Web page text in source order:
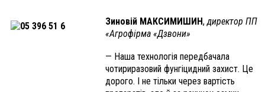
Зиновій МАКСИМИШИН,директор ПП
«Агрофірма «Дзвони»
— Наша технологія передбачала
чотириразовий фунгіцидний захист. Це
дорого. І не тільки через вартість